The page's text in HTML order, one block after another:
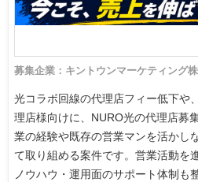
募集企業：キントウンマーケティング
光コラボ回線の代理店フィー低下や
理店様向けに、NURO光の代理店募
業の経験や既存の営業マンを活かし
て取り組める案件です。営業活動を
ノウハウ・運用面のサポート体制も